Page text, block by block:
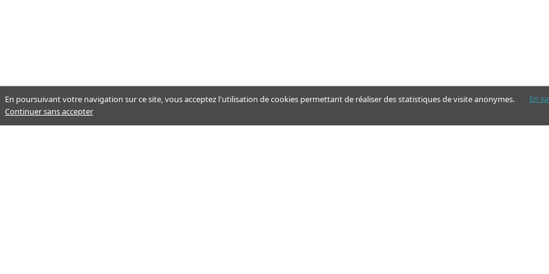
En poursuivant votre navigation sur ce site, vous acceptez l'utilisation de cookies permettant de réaliser des statistiques de visite anonymes. En
Continuer sans accepter